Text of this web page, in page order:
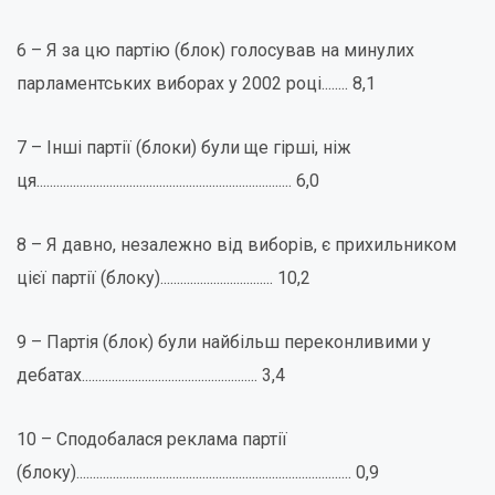
6 – Я за цю партію (блок) голосував на минулих
парламентських виборах у 2002 році........ 8,1
7 – Інші партії (блоки) були ще гірші, ніж
ця............................................................................. 6,0
8 – Я давно, незалежно від виборів, є прихильником
цієї партії (блоку).................................. 10,2
9 – Партія (блок) були найбільш переконливими у
дебатах..................................................... 3,4
10 – Сподобалася реклама партії
(блоку)................................................................................... 0,9